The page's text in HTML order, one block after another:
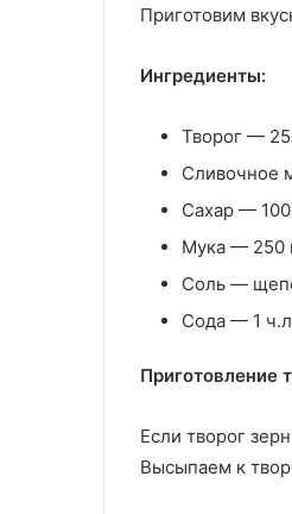
Приготовим
Ингредиенты:
Творог —
Сливочное
Сахар — 100
Мука — 250
Соль —
Сода — 1
Приготовление
Если творог
Высыпаем к